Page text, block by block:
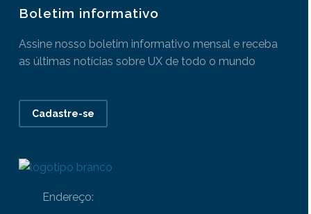
Boletim informativo
Assine nosso boletim informativo mensal e receba
as últimas notícias sobre UX de todo o mundo
Cadastre-se
Endereço: